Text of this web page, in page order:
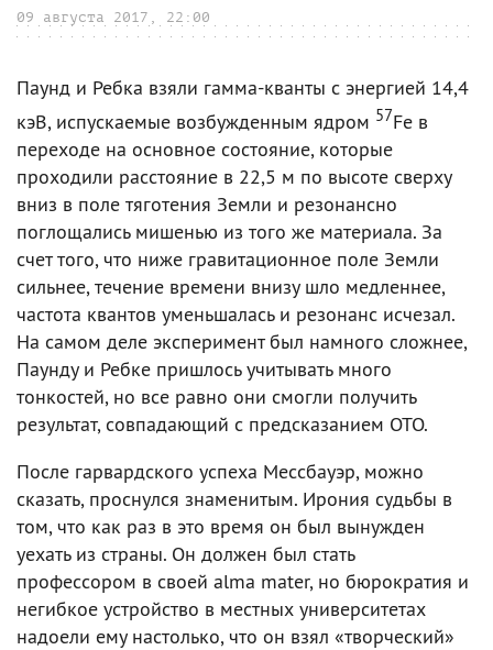
09 августа 2017, 22:00
Паунд и Ребка взяли гамма-кванты с энергией 14,4
кэВ, испускаемые возбужденным ядром 57Fe в
переходе на основное состояние, которые
проходили расстояние в 22,5 м по высоте сверху
вниз в поле тяготения Земли и резонансно
поглощались мишенью из того же материала. За
счет того, что ниже гравитационное поле Земли
сильнее, течение времени внизу шло медленнее,
частота квантов уменьшалась и резонанс исчезал.
На самом деле эксперимент был намного сложнее,
Паунду и Ребке пришлось учитывать много
тонкостей, но все равно они смогли получить
результат, совпадающий с предсказанием ОТО.
После гарвардского успеха Мессбауэр, можно
сказать, проснулся знаменитым. Ирония судьбы в
том, что как раз в это время он был вынужден
уехать из страны. Он должен был стать
профессором в своей alma mater, но бюрократия и
негибкое устройство в местных университетах
надоели ему настолько, что он взял «творческий»